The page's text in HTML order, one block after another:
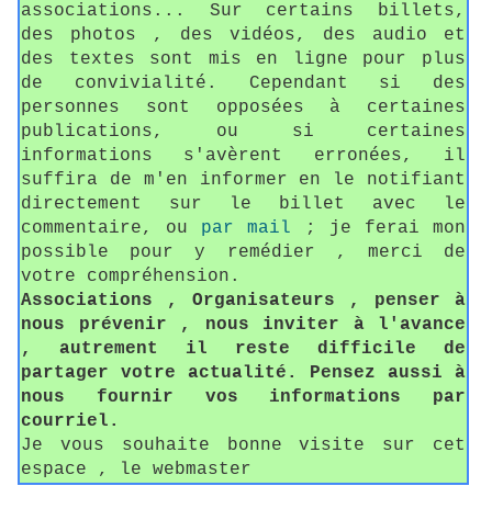
associations... Sur certains billets,
des photos , des vidéos, des audio et
des textes sont mis en ligne pour plus
de convivialité. Cependant si des
personnes sont opposées à certaines
publications, ou si certaines
informations s'avèrent erronées, il
suffira de m'en informer en le notifiant
directement sur le billet avec le
commentaire, ou par mail ; je ferai mon
possible pour y remédier , merci de
votre compréhension.
Associations , Organisateurs , penser à
nous prévenir , nous inviter à l'avance
, autrement il reste difficile de
partager votre actualité. Pensez aussi à
nous fournir vos informations par
courriel.
Je vous souhaite bonne visite sur cet
espace , le webmaster